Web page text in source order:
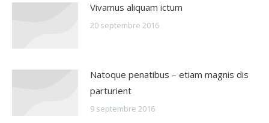
Vivamus aliquam ictum
20 septembre 2016
Natoque penatibus – etiam magnis dis
parturient
9 septembre 2016